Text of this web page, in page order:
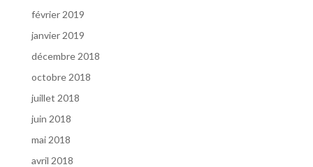
février 2019
janvier 2019
décembre 2018
octobre 2018
juillet 2018
juin 2018
mai 2018
avril 2018